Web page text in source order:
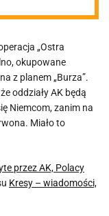
„Ostra
okupowane
z planem „Burza”.
oddziały AK będą
Niemcom, zanim na
Miało to
przez AK, Polacy
Kresy – wiadomości,